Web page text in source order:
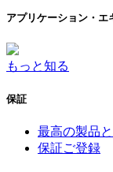
アプリケーション・エ
もっと知る
保証
最高の製品
保証ご登録